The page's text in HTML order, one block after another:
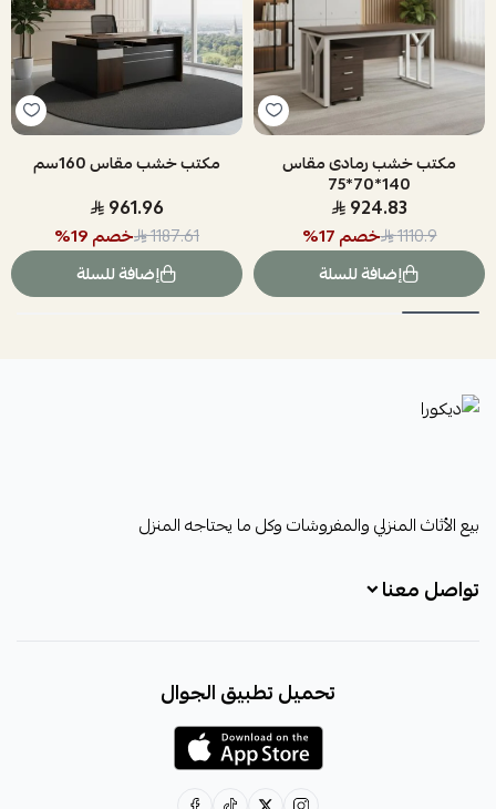
مكتب خشب رمادى مقاس
140*70*75
924.83
1110.9 خصم17
%
إضافة للسلة
مكتب خشب مقاس 160سم
961.96
1187.61 خصم19
%
إضافة للسلة
ديكورا
بيع الأثاث المنزلي والمفروشات وكل ما يحتاجه المنزل
تواصل معنا
decora6586@gmail.com
تحميل تطبيق الجوال